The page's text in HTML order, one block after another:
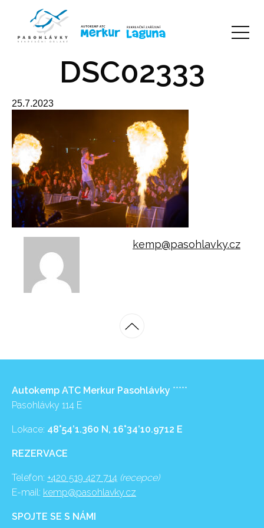
DSC02333
25.7.2023
kemp@pasohlavky.cz
Autokemp ATC Merkur Pasohlávky *****
Pasohlávky 114 E
Lokace: 48°54’1.360 N, 16°34’10.9712 E
REZERVACE
Telefon: +420 519 427 714 (recepce)
E-mail: kemp@pasohlavky.cz
SPOJTE SE S NÁMI